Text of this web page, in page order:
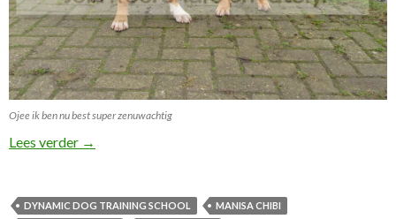
Ojee ik ben nu best super zenuwachtig
Lees verder puppy examen
→
DYNAMIC DOG TRAINING SCHOOL
MANISA CHIBI